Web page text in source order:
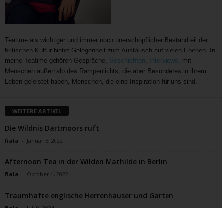
Teatime als wichtiger und immer noch unerschöpflicher Bestandteil der
britischen Kultur bietet Gelegenheit zum Austausch auf vielen Ebenen. In
meine Teatime gehören Gespräche, Geschichten Interviews,
mit
Menschen außerhalb des Rampenlichts, die aber Besonderes in ihrem
Leben geleistet haben, Menschen, die eine Inspiration für uns sind.
WEITERE ARTIKEL
Die Wildnis Dartmoors ruft
fiala - Januar 5, 2022
Afternoon Tea in der Wilden Mathilde in Berlin
fiala - Oktober 4, 2022
Traumhafte englische Herrenhäuser und Gärten